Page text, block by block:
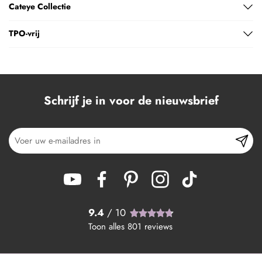
Cateye Collectie
TPO-vrij
Schrijf je in voor de nieuwsbrief
9.4 / 10
Toon alles 801 reviews